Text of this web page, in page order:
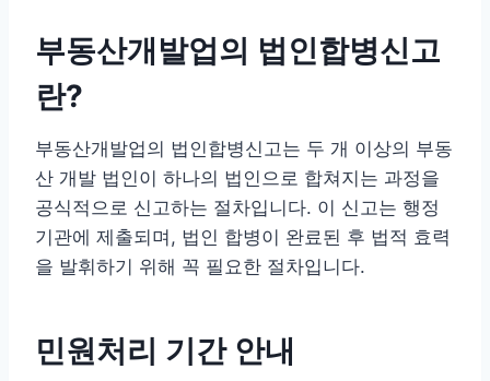
부동산개발업의 법인합병신고
란?
부동산개발업의 법인합병신고는 두 개 이상의 부동
산 개발 법인이 하나의 법인으로 합쳐지는 과정을
공식적으로 신고하는 절차입니다. 이 신고는 행정
기관에 제출되며, 법인 합병이 완료된 후 법적 효력
을 발휘하기 위해 꼭 필요한 절차입니다.
민원처리 기간 안내